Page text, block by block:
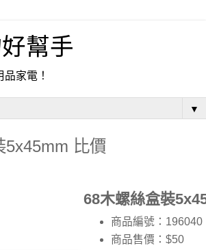
幫手
家電！
▼
5x45mm 比價
68木螺絲盒裝
商品編號：196040
商品售價：$50